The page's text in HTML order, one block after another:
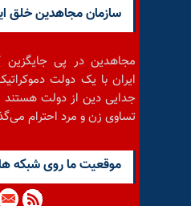
سازمان مجاهدین خلق
مجاهدین در پی جایگزین
ایران با یک دولت
جدایی دین از دولت هستند
تساوی زن و مرد احترام
موقعيت ما روى شبكه